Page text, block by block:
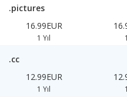
.pictures
16.99EUR
1 Yıl
.cc
12.99EUR
1 Yıl